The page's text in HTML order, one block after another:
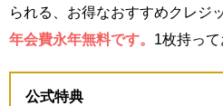
られる、お得なおすすめクレジ
年会費永年無料です。 1枚持って
公式特典